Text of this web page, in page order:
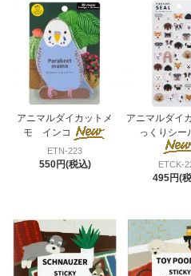
アニマルダイカットメ
モ インコ
ETN-223
550円(税込)
アニマルダイ
っくりシー
ETCK-
495円(